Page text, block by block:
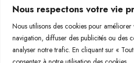
Nous respectons votre vie
Nous utilisons des cookies pour
navigation, diffuser des publicités ou des
analyser notre trafic. En cliquant sur «
Horaires : du mardi au Samedi de